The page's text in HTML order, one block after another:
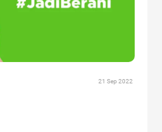
21 Sep 2022